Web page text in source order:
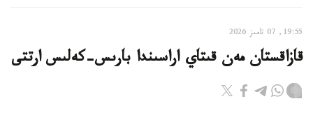
19:55, 07 تامىز 2026
قازاقستان مەن قىتاي اراسىندا بارىس-كەلىس ارتتى